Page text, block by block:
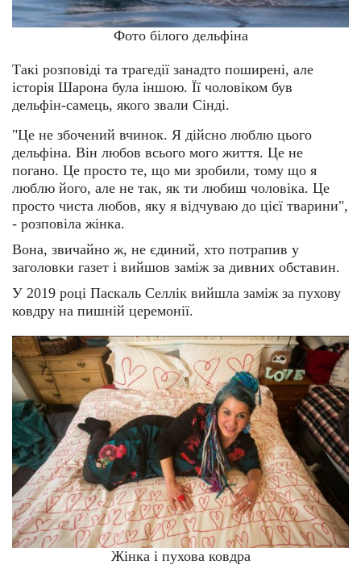
Фото білого дельфіна
Такі розповіді та трагедії занадто поширені, але
історія Шарона була іншою. Її чоловіком був
дельфін-самець, якого звали Сінді.
"Це не збочений вчинок. Я дійсно люблю цього
дельфіна. Він любов всього мого життя. Це не
погано. Це просто те, що ми зробили, тому що я
люблю його, але не так, як ти любиш чоловіка. Це
просто чиста любов, яку я відчуваю до цієї тварини",
- розповіла жінка.
Вона, звичайно ж, не єдиний, хто потрапив у
заголовки газет і вийшов заміж за дивних обставин.
У 2019 році Паскаль Селлік вийшла заміж за пухову
ковдру на пишній церемонії.
Жінка і пухова ковдра